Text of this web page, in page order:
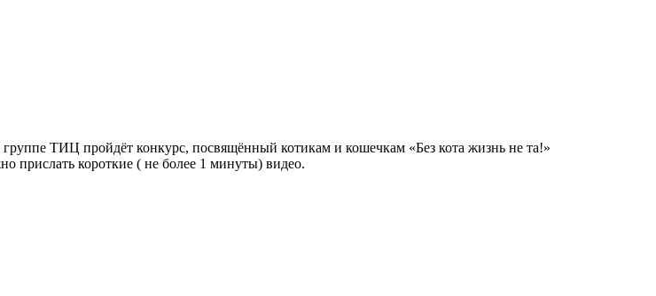
ТИЦ пройдёт конкурс, посвящённый котикам и кошечкам «Без кота жизнь не та!»
прислать короткие ( не более 1 минуты) видео.